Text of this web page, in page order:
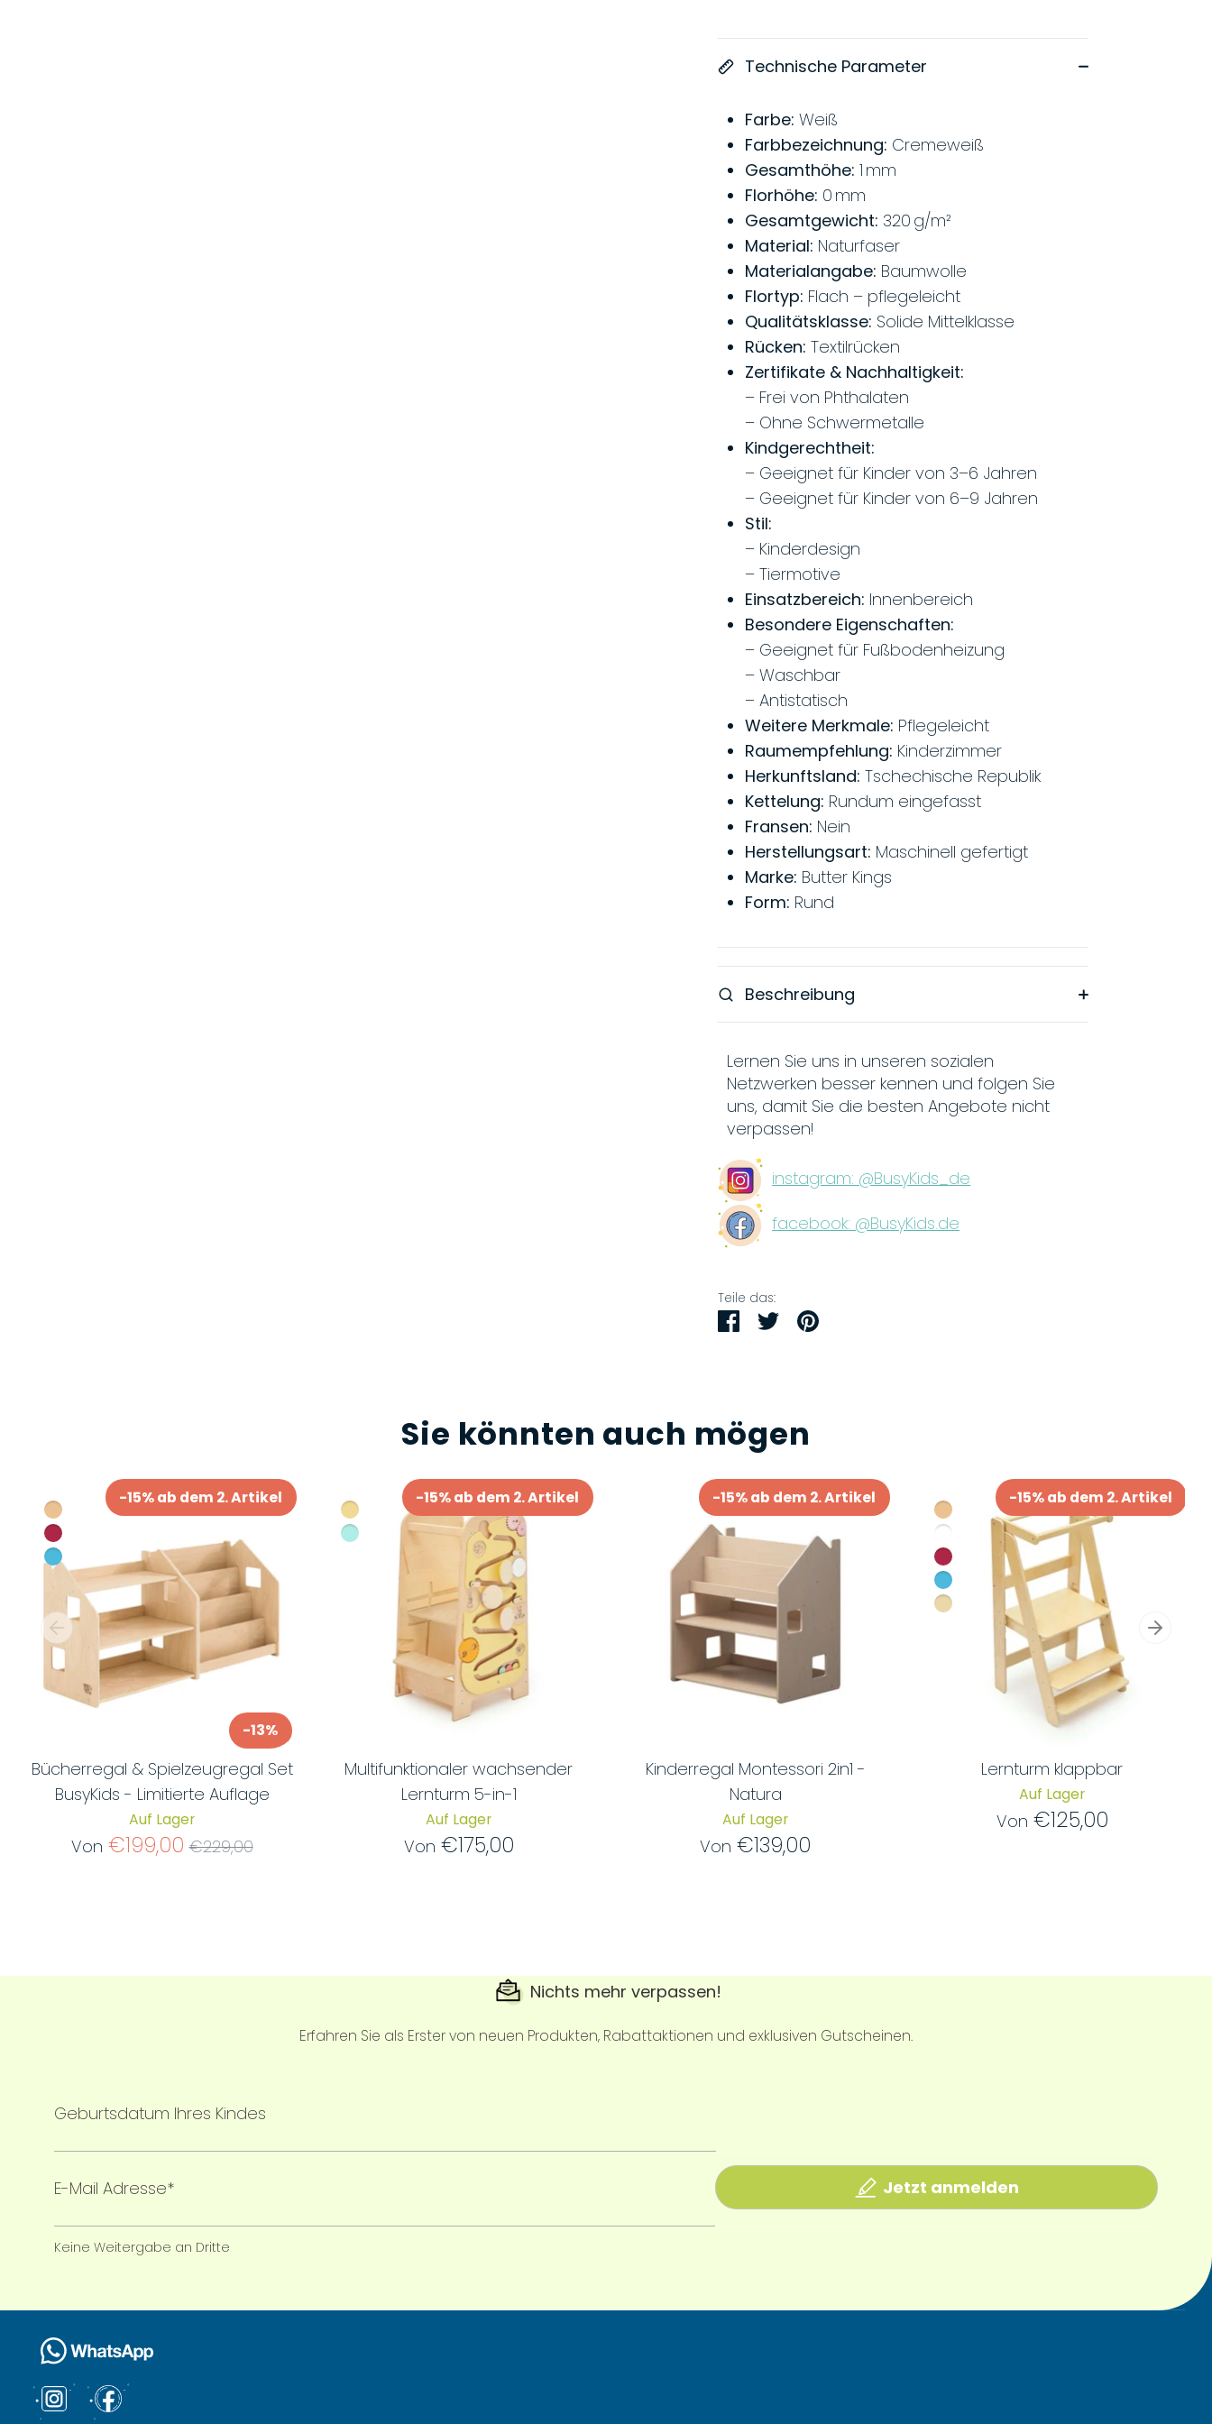
Technische Parameter
Farbe: Weiß
Farbbezeichnung: Cremeweiß
Gesamthöhe: 1 mm
Florhöhe: 0 mm
Gesamtgewicht: 320 g/m²
Material: Naturfaser
Materialangabe: Baumwolle
Flortyp: Flach – pflegeleicht
Qualitätsklasse: Solide Mittelklasse
Rücken: Textilrücken
Zertifikate & Nachhaltigkeit:
– Frei von Phthalaten
– Ohne Schwermetalle
Kindgerechtheit:
– Geeignet für Kinder von 3–6 Jahren
– Geeignet für Kinder von 6–9 Jahren
Stil:
– Kinderdesign
– Tiermotive
Einsatzbereich: Innenbereich
Besondere Eigenschaften:
– Geeignet für Fußbodenheizung
– Waschbar
– Antistatisch
Weitere Merkmale: Pflegeleicht
Raumempfehlung: Kinderzimmer
Herkunftsland: Tschechische Republik
Kettelung: Rundum eingefasst
Fransen: Nein
Herstellungsart: Maschinell gefertigt
Marke: Butter Kings
Form: Rund
Beschreibung
Lernen Sie uns in unseren sozialen
Netzwerken besser kennen und folgen Sie
uns, damit Sie die besten Angebote nicht
verpassen!
instagram: @BusyKids_de
facebook: @BusyKids.de
Teile das:
TeilenTwitternPinnen
Sie könnten auch mögen
-13%
Bücherregal & Spielzeugregal Set
BusyKids - Limitierte Auflage
Auf Lager
Von €199,00Normaler
€229,00
-15% ab dem 2. Artikel
Multifunktionaler wachsender
Lernturm 5-in-1
Auf Lager
Von €175,00
-15% ab dem 2. Artikel
Kinderregal Montessori 2in1 -
Natura
Auf Lager
Von €139,00
-15% ab dem 2. Artikel
Lernturm klappbar
Auf Lager
Von €125,00
-15% ab dem 2. Artikel
Nichts mehr verpassen!
Erfahren Sie als Erster von neuen Produkten, Rabattaktionen und exklusiven Gutscheinen.
Geburtsdatum Ihres Kindes
E-Mail Adresse* Jetzt anmelden
Keine Weitergabe an Dritte